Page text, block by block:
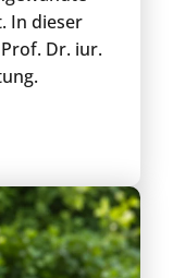
In dieser
Dr. iur.